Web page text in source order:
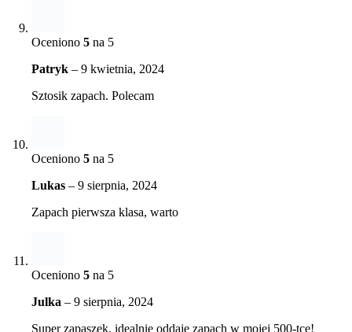
Oceniono 5 na 5
Patryk – 9 kwietnia, 2024
Sztosik zapach. Polecam
Oceniono 5 na 5
Lukas – 9 sierpnia, 2024
Zapach pierwsza klasa, warto
Oceniono 5 na 5
Julka – 9 sierpnia, 2024
Super zapaszek, idealnie oddaje zapach w mojej 500-tce!